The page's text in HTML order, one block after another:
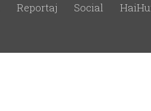
Reportaj Social